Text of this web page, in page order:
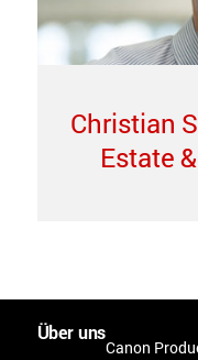
Christian
Estate
Über uns
Canon